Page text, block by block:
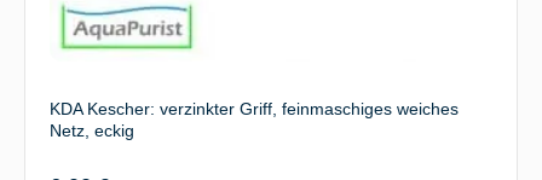
KDA Kescher: verzinkter Griff, feinmaschiges weiches
Netz, eckig